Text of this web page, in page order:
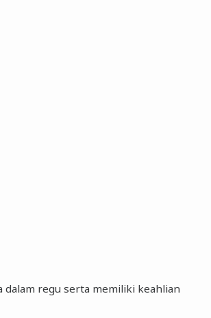
dalam regu serta memiliki keahlian